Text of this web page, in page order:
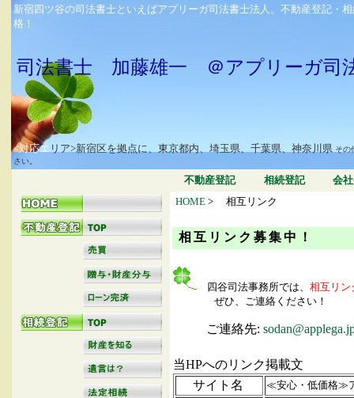
新宿四ツ谷の司法書士といえばアプリーガ司法書士法人。不動産登記・
格！
司法書士 加藤雄一 ＠アプリーガ司
<対応エ リア>新宿区を拠点に、東京都内、埼玉県、千葉県、神奈川県 その
さい。
不動産登記 相続登記 会
HOME> 相互リンク
相互リンク募集中！
四谷司法事務所では、 相互リン
ぜひ、ご連絡ください！
ご連絡先:
当HP
サイト名
≪安心・低価格≫